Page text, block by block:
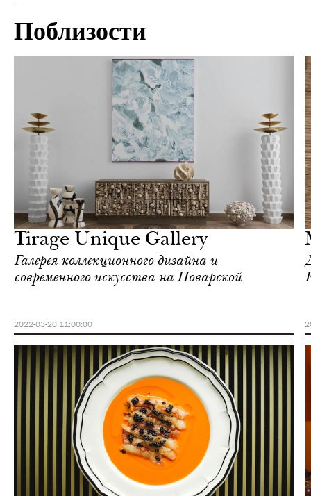
Поблизости
Tirage Unique Gallery
Галерея коллекционного дизайна и
современного искусства на Поварской
2022-03-20 11:00:00